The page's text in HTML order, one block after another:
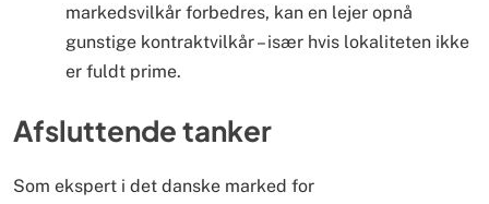
markedsvilkår forbedres, kan en lejer opnå
gunstige kontraktvilkår – især hvis lokaliteten ikke
er fuldt prime.
Afsluttende tanker
Som ekspert i det danske marked for